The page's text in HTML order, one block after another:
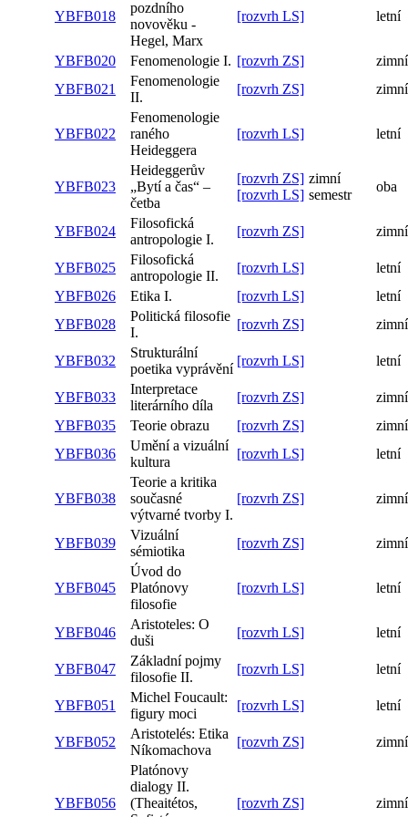
YBFB018
pozdního
novověku -
Hegel, Marx
[rozvrh LS] letní
YBFB020 Fenomenologie I. [rozvrh ZS]
zimní
YBFB021
Fenomenologie
II.
[rozvrh ZS] zimní
YBFB022
Fenomenologie
raného
Heideggera
[rozvrh LS] letní
YBFB023
Heideggerův
„Bytí a čas“ –
četba
[rozvrh ZS]
[rozvrh LS]
zimní
semestr
oba
YBFB024
Filosofická
antropologie I.
[rozvrh ZS] zimní
YBFB025
Filosofická
antropologie II.
[rozvrh LS]
letní
YBFB026
Etika I. [rozvrh LS]
letní
YBFB028
Politická filosofie
I.
[rozvrh ZS] zimní
YBFB032
Strukturální
poetika vyprávění
[rozvrh LS] letní
YBFB033
Interpretace
literárního díla
[rozvrh ZS]
zimní
YBFB035
Teorie obrazu [rozvrh ZS]
zimní
YBFB036
Umění a vizuální
kultura
[rozvrh LS] letní
YBFB038
Teorie a kritika
současné
výtvarné tvorby I.
[rozvrh ZS] zimní
YBFB039
Vizuální
sémiotika
[rozvrh ZS] zimní
YBFB045
Úvod do
Platónovy
filosofie
[rozvrh LS] letní
YBFB046
Aristoteles: O
duši
[rozvrh LS] letní
YBFB047
Základní pojmy
filosofie II.
[rozvrh LS] letní
YBFB051
Michel Foucault:
figury moci
[rozvrh LS] letní
YBFB052
Aristotelés: Etika
Níkomachova
[rozvrh ZS] zimní
YBFB056
Platónovy
dialogy II.
(Theaitétos,
[rozvrh ZS] zimní